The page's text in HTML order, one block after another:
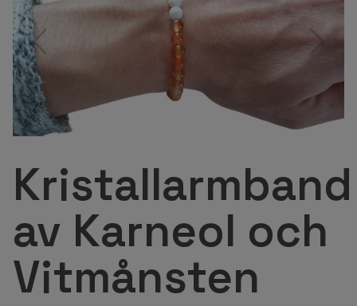
Kristallarmband
av Karneol och
Vitmånsten